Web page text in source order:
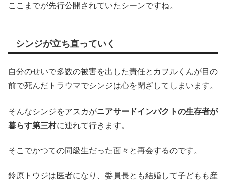
ここまでが先行公開されていたシーンですね。
シンジが立ち直っていく
自分のせいで多数の被害を出した責任とカヲルくんが目の
前で死んだトラウマでシンジは心を閉ざしてしまいます。
そんなシンジをアスカがニアサードインパクトの生存者が
暮らす第三村に連れて行きます。
そこでかつての同級生だった面々と再会するのです。
鈴原トウジは医者になり、委員長とも結婚して子どもも産